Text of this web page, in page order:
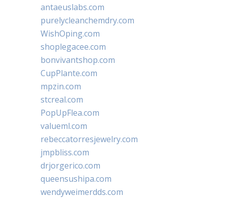
antaeuslabs.com
purelycleanchemdry.com
WishOping.com
shoplegacee.com
bonvivantshop.com
CupPlante.com
mpzin.com
stcreal.com
PopUpFlea.com
valueml.com
rebeccatorresjewelry.com
jmpbliss.com
drjorgerico.com
queensushipa.com
wendyweimerdds.com